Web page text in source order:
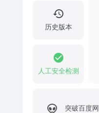
历史版本
人工安全检测
突破百度